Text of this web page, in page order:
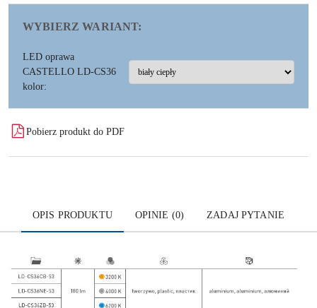
WYBIERZ WARIANT:
LED oprawa
CASTELLO LD-CS36
kolor:
Pobierz produkt do PDF
OPIS PRODUKTU OPINIE (0) ZADAJ PYTANIE